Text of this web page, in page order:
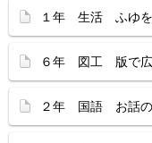
１年 生活 ふゆを
６年 図工 版で広
２年 国語 お話の